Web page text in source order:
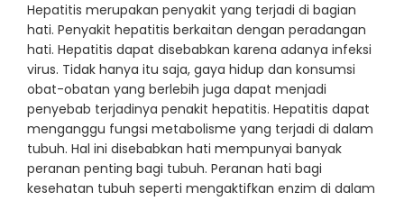
Hepatitis merupakan penyakit yang terjadi di bagian
hati. Penyakit hepatitis berkaitan dengan peradangan
hati. Hepatitis dapat disebabkan karena adanya infeksi
virus. Tidak hanya itu saja, gaya hidup dan konsumsi
obat-obatan yang berlebih juga dapat menjadi
penyebab terjadinya penakit hepatitis. Hepatitis dapat
menganggu fungsi metabolisme yang terjadi di dalam
tubuh. Hal ini disebabkan hati mempunyai banyak
peranan penting bagi tubuh. Peranan hati bagi
kesehatan tubuh seperti mengaktifkan enzim di dalam